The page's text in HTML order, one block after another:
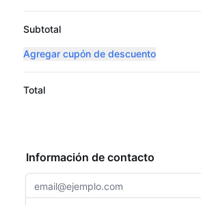
Subtotal
Agregar cupón de descuento
Total
Información de contacto